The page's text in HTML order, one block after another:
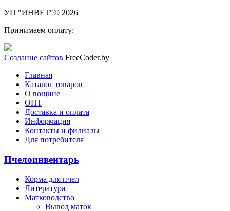
УП "ИНВЕТ"© 2026
Принимаем оплату:
Создание сайтов FreeCoder.by
Главная
Каталог товаров
О вощине
ОПТ
Доставка и оплата
Информация
Контакты и филиалы
Для потребителя
Пчелоинвентарь
Корма для пчел
Литература
Матководство
Вывод маток